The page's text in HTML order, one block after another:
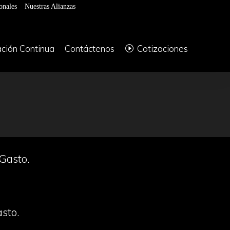
Nuestras Alianzas
Continua Contáctenos Cotizaciones